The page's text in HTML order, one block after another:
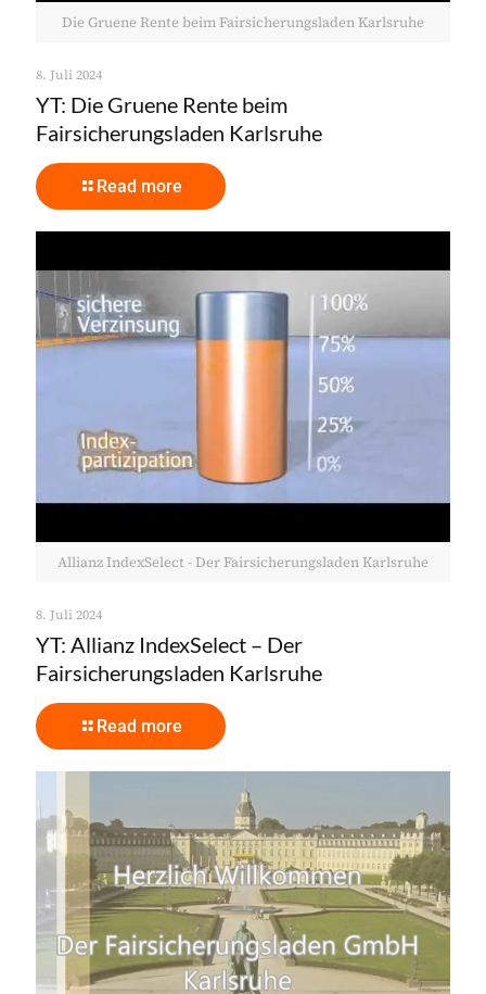
Die Gruene Rente beim Fairsicherungsladen Karlsruhe
8. Juli 2024
YT: Die Gruene Rente beim
Fairsicherungsladen Karlsruhe
Read more
Allianz IndexSelect - Der Fairsicherungsladen Karlsruhe
8. Juli 2024
YT: Allianz IndexSelect – Der
Fairsicherungsladen Karlsruhe
Read more